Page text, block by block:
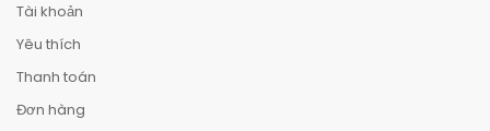
Tài khoản
Yêu thích
Thanh toán
Đơn hàng